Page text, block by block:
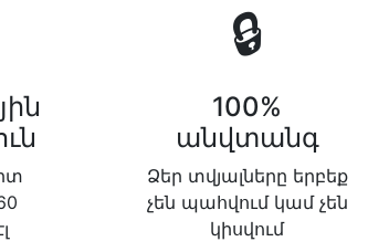
🔒
100%
անվտանգ
Ձեր տվյալները երբեք
չեն պահվում կամ չեն
կիսվում